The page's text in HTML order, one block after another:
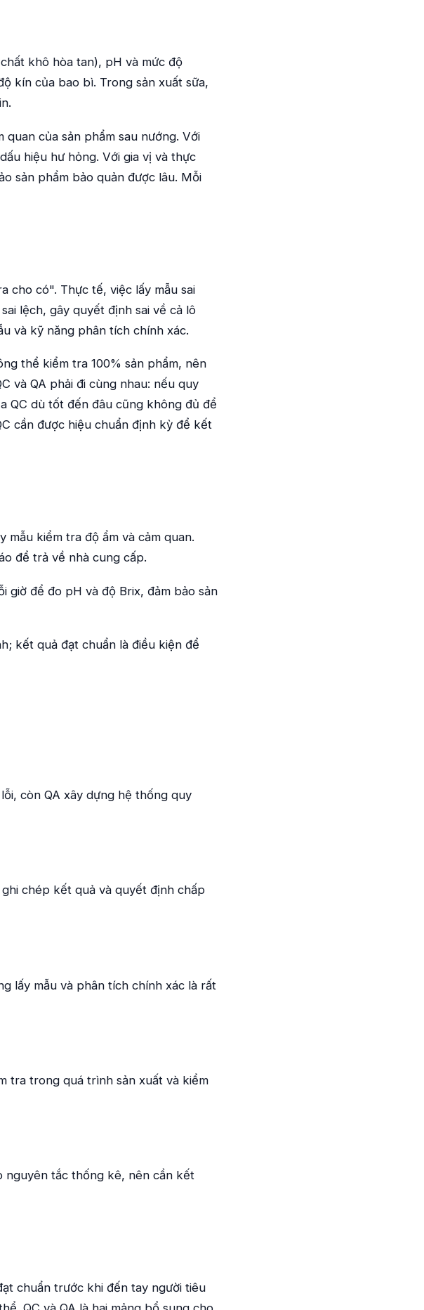
khô hòa tan), pH và mức độ
kín của bao bì. Trong sản xuất sữa,
của sản phẩm sau nướng. Với
hiệu hư hỏng. Với gia vị và thực
sản phẩm bảo quản được lâu. Mỗi
cho có". Thực tế, việc lấy mẫu sai
lệch, gây quyết định sai về cả lô
và kỹ năng phân tích chính xác.
thể kiểm tra 100% sản phẩm, nên
và QA phải đi cùng nhau: nếu quy
QC dù tốt đến đâu cũng không đủ để
cần được hiệu chuẩn định kỳ để kết
mẫu kiểm tra độ ẩm và cảm quan.
để trả về nhà cung cấp.
giờ để đo pH và độ Brix, đảm bảo sản
kết quả đạt chuẩn là điều kiện để
còn QA xây dựng hệ thống quy
chép kết quả và quyết định chấp
lấy mẫu và phân tích chính xác là rất
tra trong quá trình sản xuất và kiểm
nguyên tắc thống kê, nên cần kết
chuẩn trước khi đến tay người tiêu